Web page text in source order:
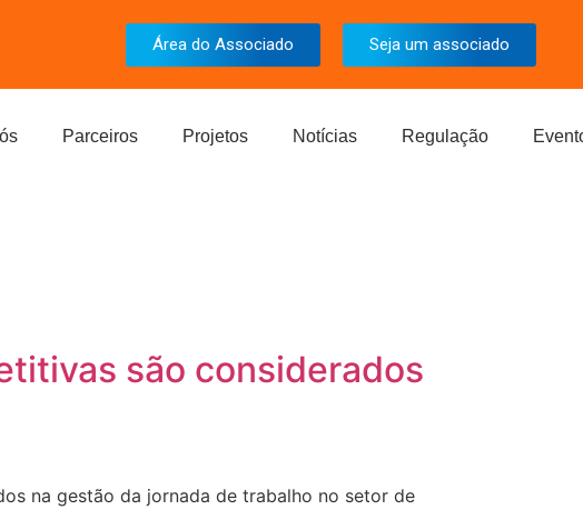
Área do Associado Seja um associado
Parceiros Projetos Notícias Regulação
são considerados
na gestão da jornada de trabalho no setor de